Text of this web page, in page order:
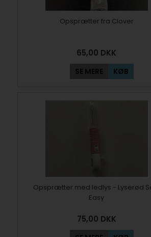
Opsprætter fra Clover
65,00 DKK
SE MERE KØB
Opsprætter med ledlys - Lyserød
Easy
75,00 DKK